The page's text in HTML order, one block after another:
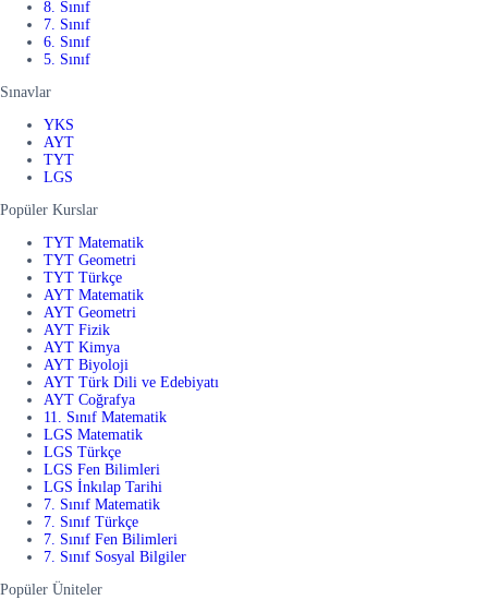
8. Sınıf
7. Sınıf
6. Sınıf
5. Sınıf
Sınavlar
YKS
AYT
TYT
LGS
Popüler Kurslar
TYT Matematik
TYT Geometri
TYT Türkçe
AYT Matematik
AYT Geometri
AYT Fizik
AYT Kimya
AYT Biyoloji
AYT Türk Dili ve Edebiyatı
AYT Coğrafya
11. Sınıf Matematik
LGS Matematik
LGS Türkçe
LGS Fen Bilimleri
LGS İnkılap Tarihi
7. Sınıf Matematik
7. Sınıf Türkçe
7. Sınıf Fen Bilimleri
7. Sınıf Sosyal Bilgiler
Popüler Üniteler